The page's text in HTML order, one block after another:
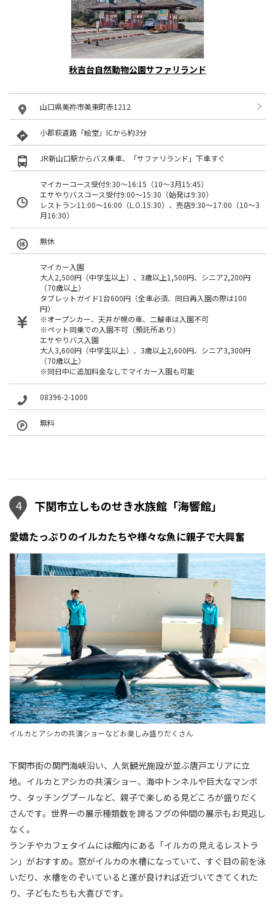
秋吉台自然動物公園サファリランド
山口県美祢市美東町赤1212
小郡萩道路「絵堂」ICから約3分
JR新山口駅からバス乗車、「サファリランド」下車すぐ
マイカーコース受付9:30～16:15（10～3月15:45）
エサやりバスコース受付9:00～15:30（始発は9:30）
レストラン11:00～16:00（L.O.15:30）、売店9:30～17:00（10～3
月16:30）
無休
マイカー入園
大人2,500円（中学生以上）、3歳以上1,500円、シニア2,200円
（70歳以上）
タブレットガイド1台600円（全車必須、同日再入園の際は100
円）
※オープンカー、天井が幌の車、二輪車は入園不可
※ペット同乗での入園不可（預託所あり）
エサやりバス入園
大人3,600円（中学生以上）、3歳以上2,600円、シニア3,300円
（70歳以上）
※同日中に追加料金なしでマイカー入園も可能
08396-2-1000
無料
4 下関市立しものせき水族館「海響館」
愛嬌たっぷりのイルカたちや様々な魚に親子で大興奮
イルカとアシカの共演ショーなどお楽しみ盛りだくさん
下関市街の関門海峡沿い、人気観光施設が並ぶ唐戸エリアに立
地。イルカとアシカの共演ショー、海中トンネルや巨大なマンボ
ウ、タッチングプールなど、親子で楽しめる見どころが盛りだく
さんです。世界一の展示種類数を誇るフグの仲間の展示もお見逃し
なく。
ランチやカフェタイムには館内にある「イルカの見えるレストラ
ン」がおすすめ。窓がイルカの水槽になっていて、すぐ目の前を泳
いだり、水槽をのぞいていると運が良ければ近づいてきてくれた
り、子どもたちも大喜びです。